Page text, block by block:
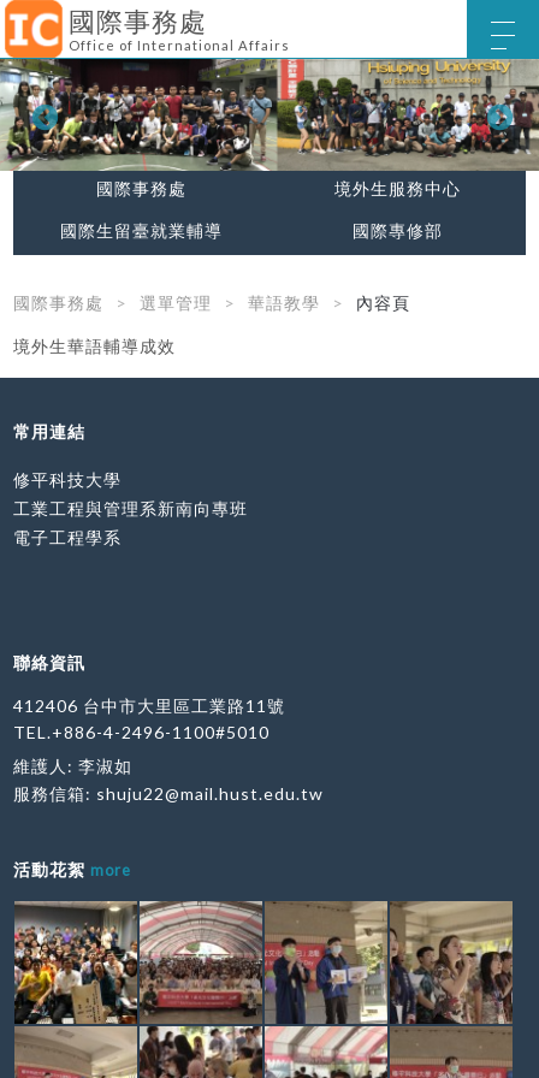
國際事務處
Office of International Affairs
國際事務處 境外生服務中心
國際生留臺就業輔導 國際專修部
國際事務處 選單管理 華語教學 內容頁
境外生華語輔導成效
常用連結
修平科技大學
工業工程與管理系新南向專班
電子工程學系
聯絡資訊
412406 台中市大里區工業路11號
TEL.+886-4-2496-1100#5010
維護人: 李淑如
服務信箱: shuju22@mail.hust.edu.tw
活動花絮 more